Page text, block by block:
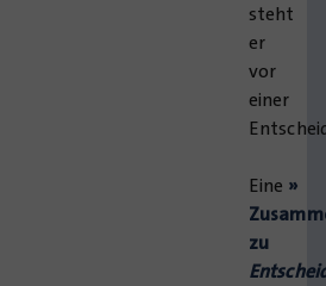
steht
er
vor
einer
Eine »
zu